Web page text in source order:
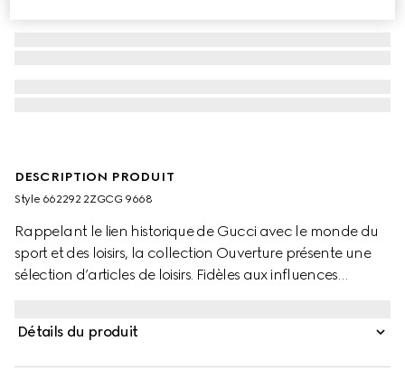
DESCRIPTION PRODUIT
Style ‎662292 2ZGCG 9668
Rappelant le lien historique de Gucci avec le monde du
sport et des loisirs, la collection Ouverture présente une
sélection d’articles de loisirs. Fidèles aux influences
présenté dans la toile monogrammée de la Maison,
Détails du produit